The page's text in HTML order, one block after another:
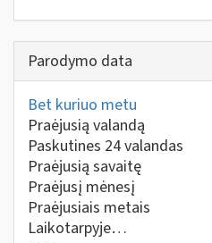
Parodymo data
Bet kuriuo metu
Praėjusią valandą
Paskutines 24 valandas
Praėjusią savaitę
Praėjusį mėnesį
Praėjusiais metais
Laikotarpyje…